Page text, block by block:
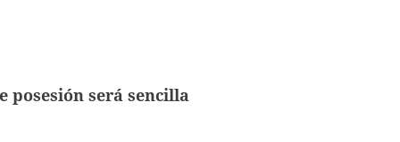
posesión será sencilla